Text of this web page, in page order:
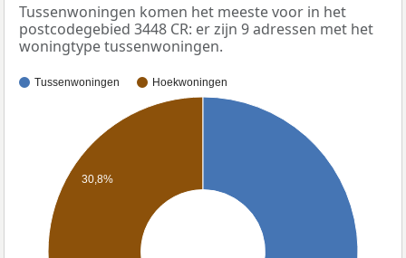
Tussenwoningen komen het meeste voor in het
postcodegebied 3448 CR: er zijn 9 adressen met het
woningtype tussenwoningen.
Tussenwoningen Hoekwoningen
30,8%